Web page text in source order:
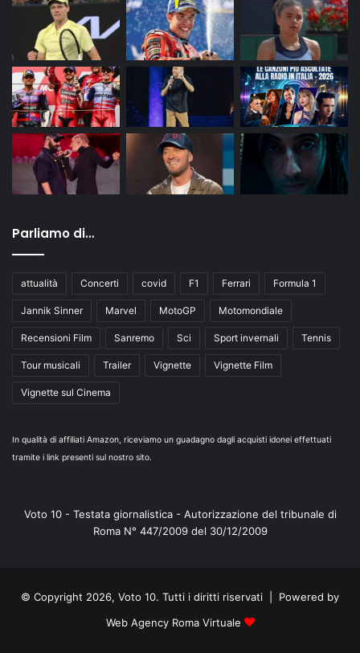
Parliamo di…
attualità Concerti covid F1 Ferrari Formula 1
Jannik Sinner Marvel MotoGP Motomondiale
Recensioni Film Sanremo Sci Sport invernali Tennis
Tour musicali Trailer Vignette Vignette Film
Vignette sul Cinema
In qualità di affiliati Amazon, riceviamo un guadagno dagli acquisti idonei effettuati
tramite i link presenti sul nostro sito.
Voto 10 - Testata giornalistica - Autorizzazione del tribunale di
Roma N° 447/2009 del 30/12/2009
© Copyright 2026, Voto 10. Tutti i diritti riservati | Powered by
Web Agency Roma Virtuale